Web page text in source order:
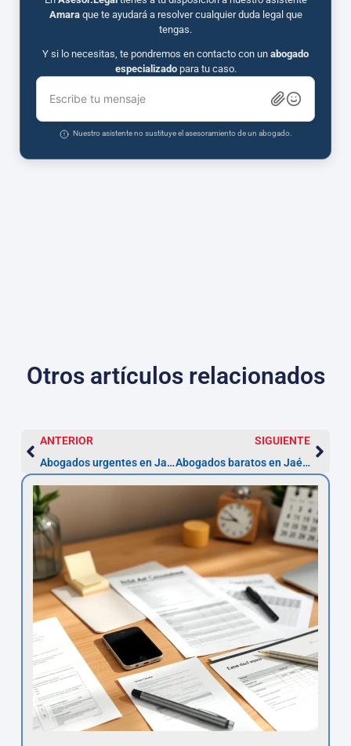
Amaraque te ayudará a resolver cualquier duda legal que
tengas.
Y si lo necesitas, te pondremos en contacto con un abogado
especializadopara tu caso.
Escribe tu mensaje
Nuestro asistente no sustituye el asesoramiento de un abogado.
Otros artículos relacionados
ANTERIOR
Abogados urgentes en Jaén: guía práctica y pasos a seguir
SIGUIENTE
Abogados baratos en Jaén: guía práctica